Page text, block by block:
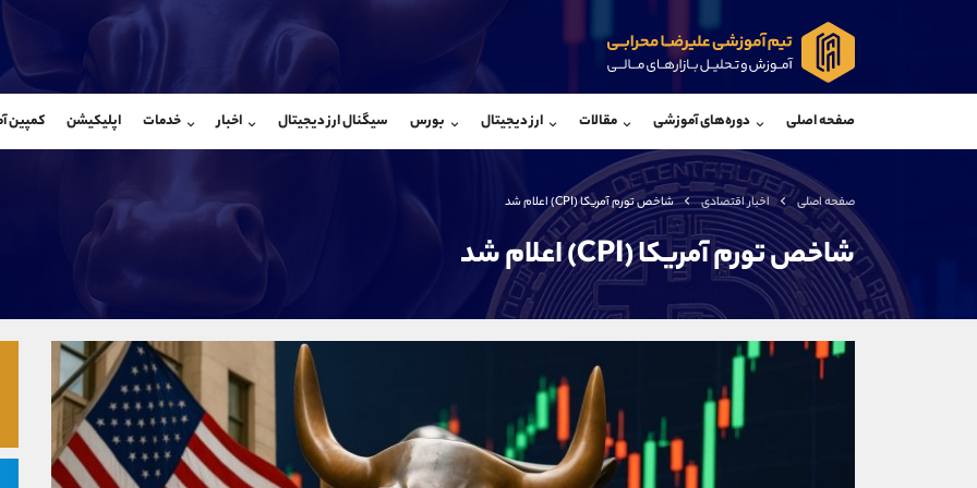
صفحه اصلی دوره‌های آموزشی مقالات ارز دیجیتال بورس سیگنال ارز دیجیتال اخبار خدمات اپلیکیشن کمپین
صفحه اصلی اخبار اقتصادی شاخص تورم آمریکا (CPI) اعلام شد
شاخص تورم آمریکا (CPI) اعلام شد
شروع گفتگو
تلگرام @Armteam_admin_103
داخلی 103
@Armteam_admin_104
اطلاعات تماس (دفتر فروش)
تلفن
تلفن